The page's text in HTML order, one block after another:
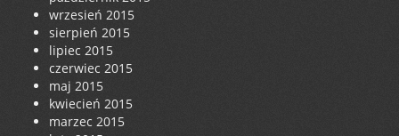
wrzesień 2015
sierpień 2015
lipiec 2015
czerwiec 2015
maj 2015
kwiecień 2015
marzec 2015